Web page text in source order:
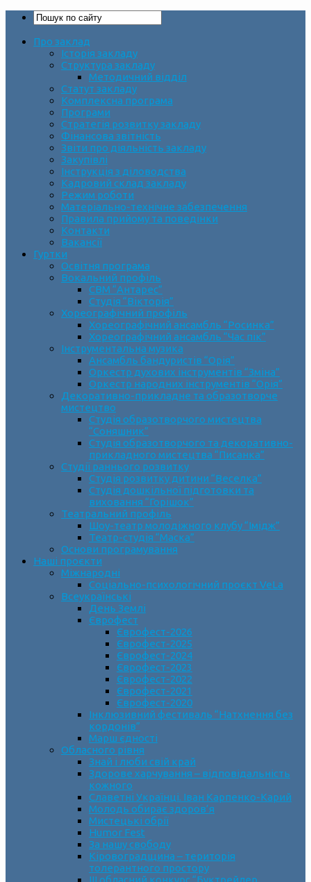
Про заклад
Історія закладу
Структура закладу
Методичний відділ
Статут закладу
Комплексна програма
Програми
Стратегія розвитку закладу
Фінансова звітність
Звіти про діяльність закладу
Закупівлі
Інструкція з діловодства
Кадровий склад закладу
Режим роботи
Матеріально-технічне забезпечення
Правила прийому та поведінки
Контакти
Вакансії
Гуртки
Освітня програма
Вокальний профіль
СВМ “Антарес”
Студія “Вікторія”
Хореографічний профіль
Хореографічний ансамбль “Росинка”
Хореографічний ансамбль “Час пік”
Інструментальна музика
Ансамбль бандуристів “Орія”
Оркестр духових інструментів “Зміна”
Оркестр народних інструментів “Орія”
Декоративно-прикладне та образотворче
мистецтво
Cтудія образотворчого мистецтва
“Соняшник”
Студія образотворчого та декоративно-
прикладного мистецтва “Писанка”
Студії раннього розвитку
Студія розвитку дитини “Веселка”
Студія дошкільної підготовки та
виховання “Горішок”
Театральний профіль
Шоу-театр молодіжного клубу “Імідж”
Театр-студія “Маска”
Основи програмування
Наші проєкти
Міжнародні
Соціально-психологічний проєкт VeLa
Всеукраїнські
День Землі
Єврофест
Єврофест-2026
Єврофест-2025
Єврофест-2024
Єврофест-2023
Єврофест-2022
Єврофест-2021
Єврофест-2020
Інклюзивний фестиваль “Натхнення без
кордонів”
Марш єдності
Обласного рівня
Знай і люби свій край
Здорове харчування – відповідальність
кожного
Славетні Українці. Іван Карпенко-Карий
Молодь обирає здоров’я
Мистецькі обрії
Humor Fest
За нашу свободу
Кіровоградщина – територія
толерантного простору
ІII обласний конкурс “Буктрейлер.